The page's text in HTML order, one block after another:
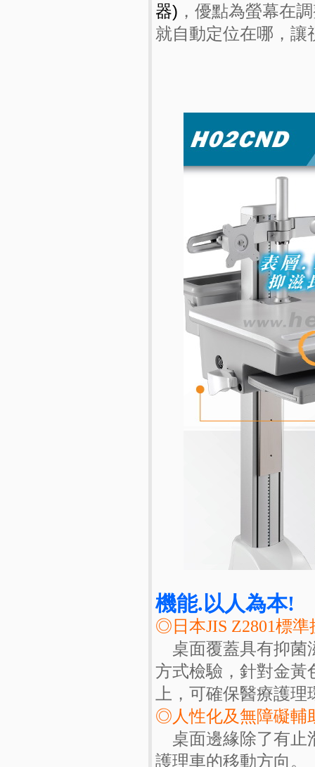
器) ，優點為螢幕在
就自動定位在哪，讓
機能.以人為本!
◎日本JIS Z2801標準
桌面覆蓋具有抑菌
方式檢驗，針對金黃
上，可確保醫療護
◎人性化及無障礙輔
桌面邊緣除了有止
護理車的移動方向。